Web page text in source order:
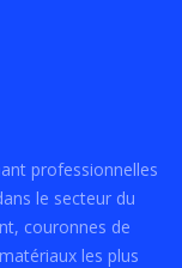
professionnelles
le secteur du
couronnes de
les plus